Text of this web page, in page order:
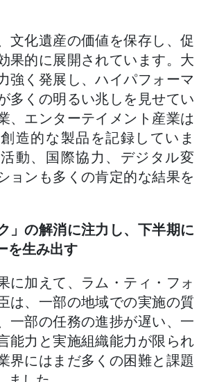
文化遺産の価値を保存し、促
果的に展開されています。大
強く発展し、ハイパフォーマ
多くの明るい兆しを見せてい
、エンターテイメント産業は
造的な製品を記録していま
動、国際協力、デジタル変
ョンも多くの肯定的な結果を
」の解消に注力し、下半期に
を生み出す
に加えて、ラム・ティ・フォ
は、一部の地域での実施の質
一部の任務の進捗が遅い、一
能力と実施組織能力が限られ
界にはまだ多くの困難と課題